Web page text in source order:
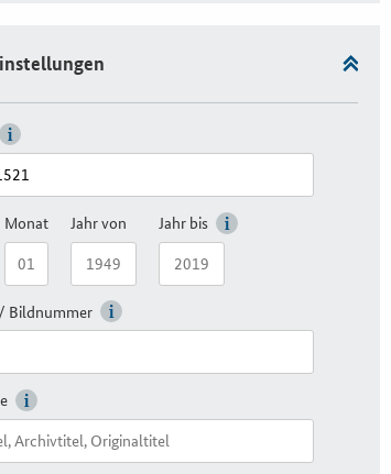
Monat Jahr von Jahr bis
Bildnummer